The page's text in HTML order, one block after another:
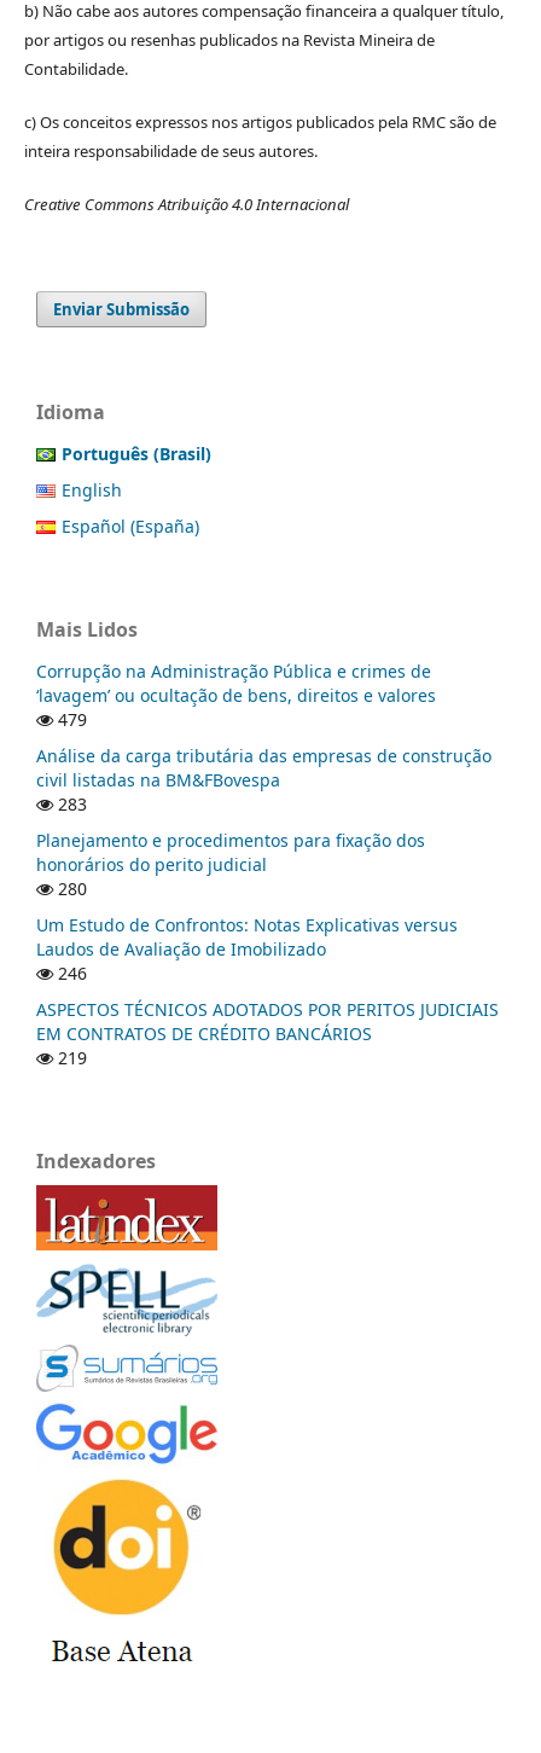
b) Não cabe aos autores compensação financeira a qualquer título,
por artigos ou resenhas publicados na Revista Mineira de
Contabilidade.
c) Os conceitos expressos nos artigos publicados pela RMC são de
inteira responsabilidade de seus autores.
Creative Commons Atribuição 4.0 Internacional
Enviar Submissão
Idioma
Português (Brasil)
English
Español (España)
Mais Lidos
Corrupção na Administração Pública e crimes de
‘lavagem’ ou ocultação de bens, direitos e valores
479
Análise da carga tributária das empresas de construção
civil listadas na BM&FBovespa
283
Planejamento e procedimentos para fixação dos
honorários do perito judicial
280
Um Estudo de Confrontos: Notas Explicativas versus
Laudos de Avaliação de Imobilizado
246
ASPECTOS TÉCNICOS ADOTADOS POR PERITOS JUDICIAIS
EM CONTRATOS DE CRÉDITO BANCÁRIOS
219
Indexadores